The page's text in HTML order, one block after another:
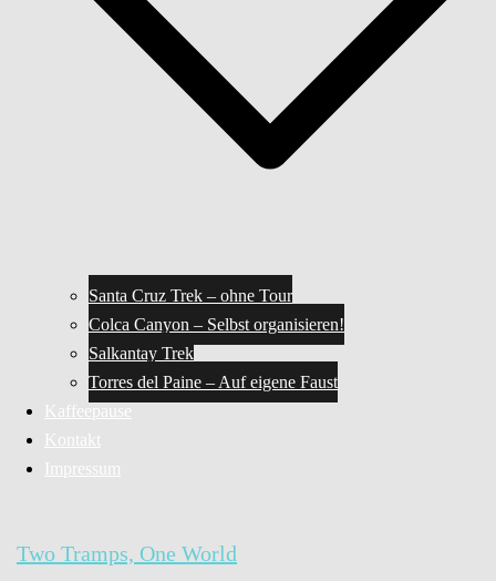
Santa Cruz Trek – ohne Tour
Colca Canyon – Selbst organisieren!
Salkantay Trek
Torres del Paine – Auf eigene Faust
Kaffeepause
Kontakt
Impressum
Two Tramps, One World